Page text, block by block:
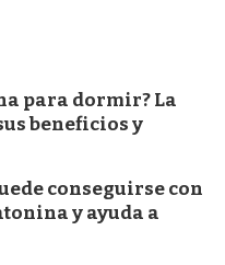
para dormir? La
beneficios y
conseguirse con
y ayuda a